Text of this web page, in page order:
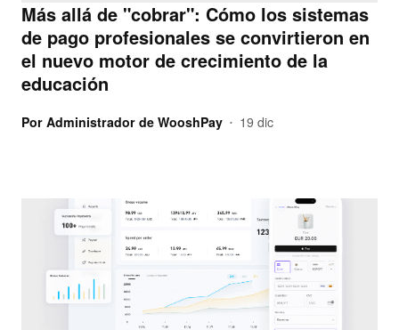
Más allá de "cobrar": Cómo los sistemas
de pago profesionales se convirtieron en
el nuevo motor de crecimiento de la
educación
Por Administrador de WooshPay • 19 dic